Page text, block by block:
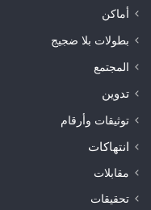
أماكن
بطولات بلا ضجيج
المجتمع
تدوين
توثيقات وأرقام
انتهاكات
مقابلات
تحقيقات